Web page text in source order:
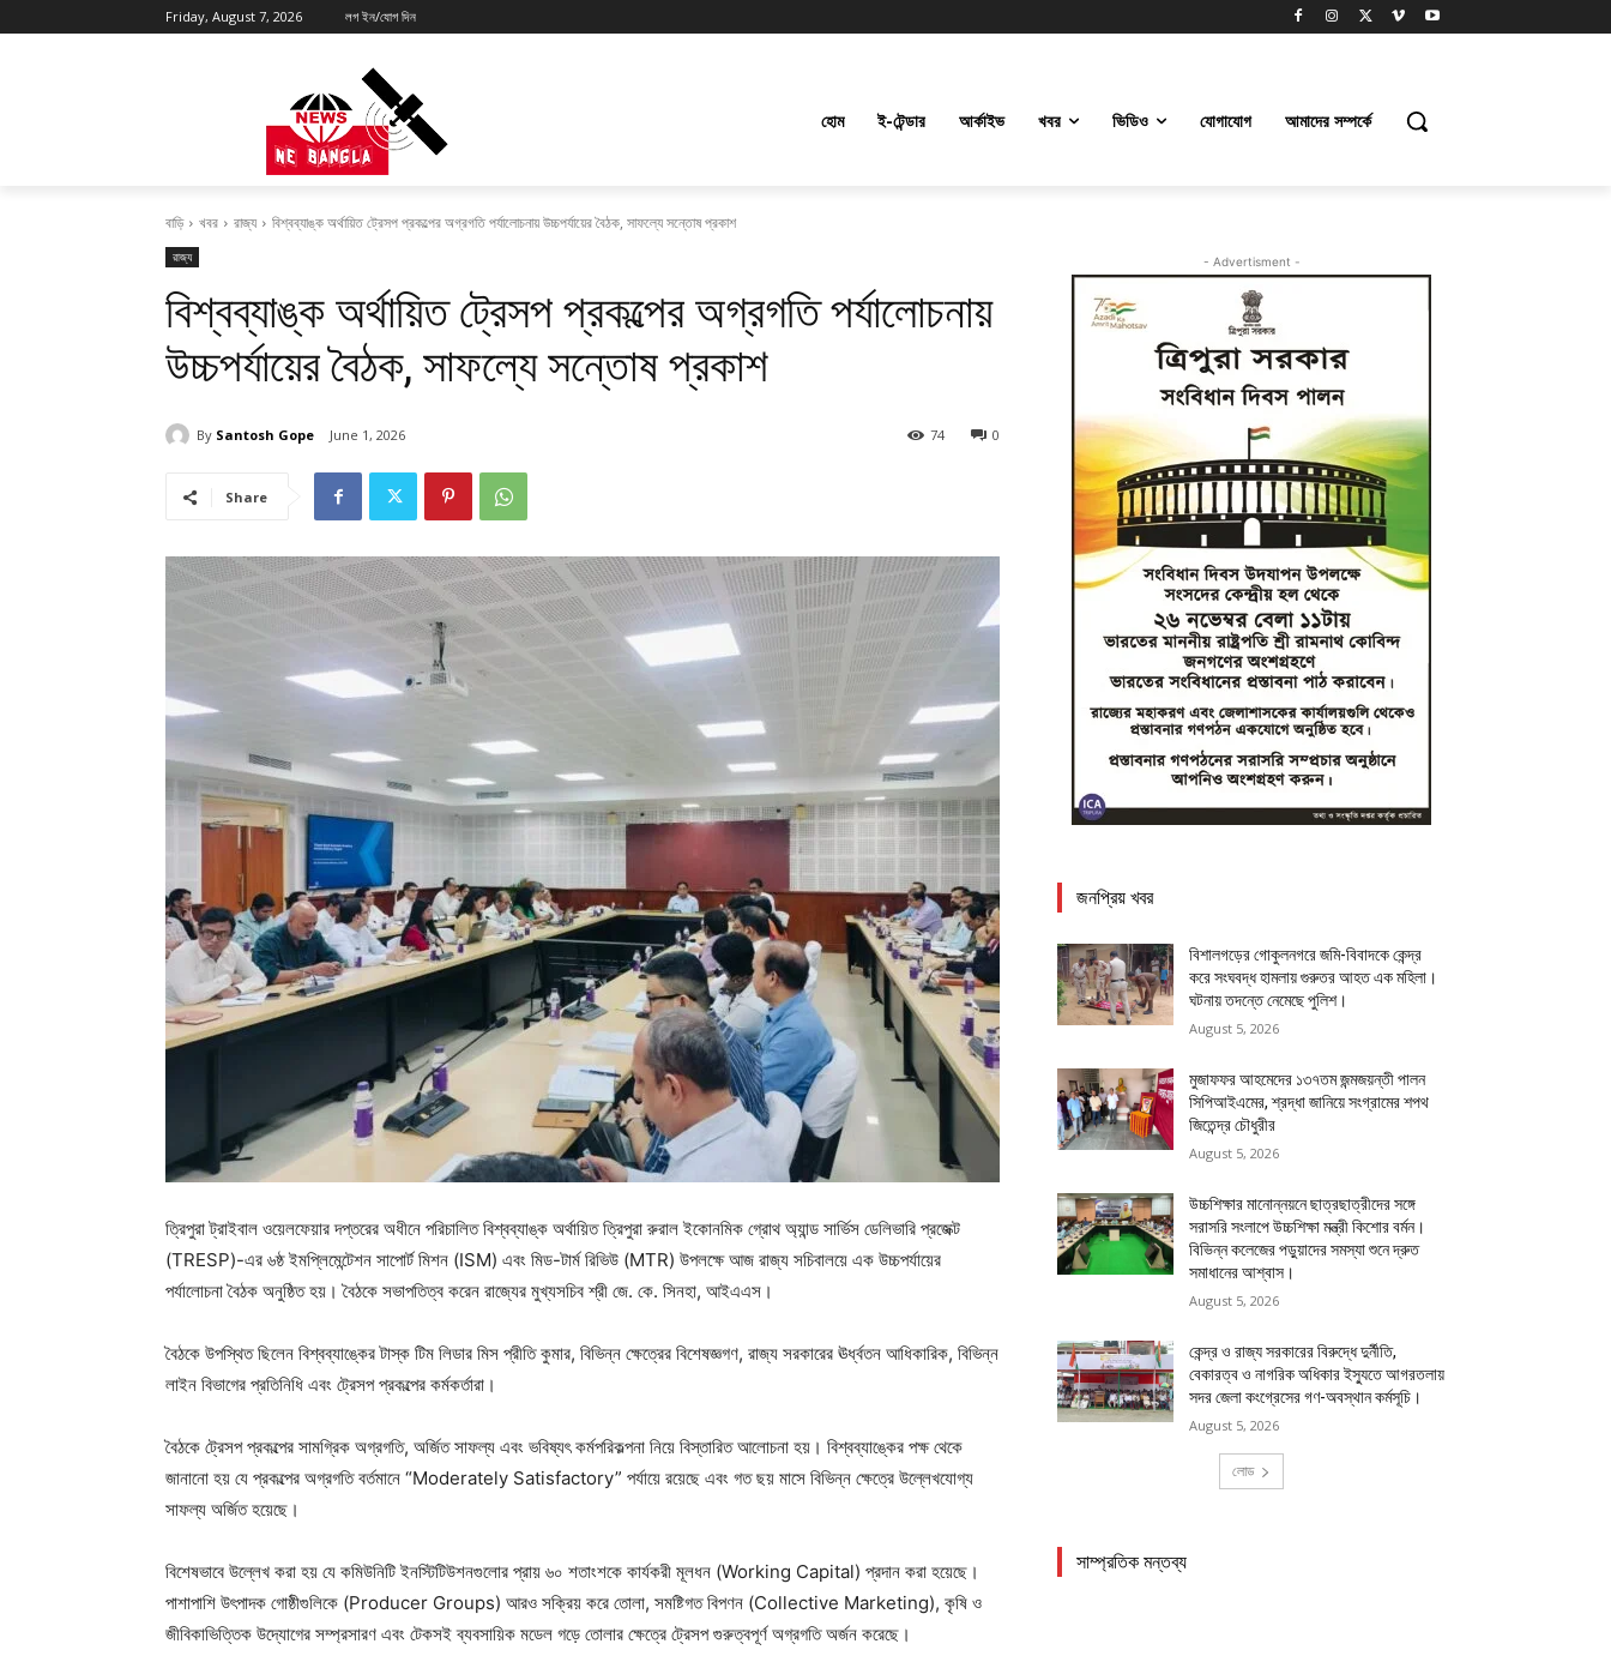
Friday, August 7, 2026 লগ ইন/যোগ দিন
হোম ই-টেন্ডার আর্কাইভ খবর ভিডিও যোগাযোগ আমাদের সম্পর্কে
বাড়ি খবর রাজ্য বিশ্বব্যাঙ্ক অর্থায়িত ট্রেসপ প্রকল্পের অগ্রগতি পর্যালোচনায় উচ্চপর্যায়ের বৈঠক, সাফল্যে সন্তোষ প্রকাশ
রাজ্য
বিশ্বব্যাঙ্ক অর্থায়িত ট্রেসপ প্রকল্পের অগ্রগতি পর্যালোচনায়
উচ্চপর্যায়ের বৈঠক, সাফল্যে সন্তোষ প্রকাশ
By Santosh Gope June 1, 2026 0
74
Share
ত্রিপুরা ট্রাইবাল ওয়েলফেয়ার দপ্তরের অধীনে পরিচালিত বিশ্বব্যাঙ্ক অর্থায়িত ত্রিপুরা রুরাল ইকোনমিক গ্রোথ অ্যান্ড সার্ভিস ডেলিভারি প্রজেক্ট
(TRESP)-এর ৬ষ্ঠ ইমপ্লিমেন্টেশন সাপোর্ট মিশন (ISM) এবং মিড-টার্ম রিভিউ (MTR) উপলক্ষে আজ রাজ্য সচিবালয়ে এক উচ্চপর্যায়ের
পর্যালোচনা বৈঠক অনুষ্ঠিত হয়। বৈঠকে সভাপতিত্ব করেন রাজ্যের মুখ্যসচিব শ্রী জে. কে. সিনহা, আইএএস।
বৈঠকে উপস্থিত ছিলেন বিশ্বব্যাঙ্কের টাস্ক টিম লিডার মিস প্রীতি কুমার, বিভিন্ন ক্ষেত্রের বিশেষজ্ঞগণ, রাজ্য সরকারের ঊর্ধ্বতন আধিকারিক, বিভিন্ন
লাইন বিভাগের প্রতিনিধি এবং ট্রেসপ প্রকল্পের কর্মকর্তারা।
বৈঠকে ট্রেসপ প্রকল্পের সামগ্রিক অগ্রগতি, অর্জিত সাফল্য এবং ভবিষ্যৎ কর্মপরিকল্পনা নিয়ে বিস্তারিত আলোচনা হয়। বিশ্বব্যাঙ্কের পক্ষ থেকে
জানানো হয় যে প্রকল্পের অগ্রগতি বর্তমানে “Moderately Satisfactory” পর্যায়ে রয়েছে এবং গত ছয় মাসে বিভিন্ন ক্ষেত্রে উল্লেখযোগ্য
সাফল্য অর্জিত হয়েছে।
বিশেষভাবে উল্লেখ করা হয় যে কমিউনিটি ইনস্টিটিউশনগুলোর প্রায় ৬০ শতাংশকে কার্যকরী মূলধন (Working Capital) প্রদান করা হয়েছে।
পাশাপাশি উৎপাদক গোষ্ঠীগুলিকে (Producer Groups) আরও সক্রিয় করে তোলা, সমষ্টিগত বিপণন (Collective Marketing), কৃষি ও
জীবিকাভিত্তিক উদ্যোগের সম্প্রসারণ এবং টেকসই ব্যবসায়িক মডেল গড়ে তোলার ক্ষেত্রে ট্রেসপ গুরুত্বপূর্ণ অগ্রগতি অর্জন করেছে।
- Advertisment -
জনপ্রিয় খবর
বিশালগড়ের গোকুলনগরে জমি-বিবাদকে কেন্দ্র
করে সংঘবদ্ধ হামলায় গুরুতর আহত এক মহিলা।
ঘটনায় তদন্তে নেমেছে পুলিশ।
August 5, 2026
মুজাফফর আহমেদের ১৩৭তম জন্মজয়ন্তী পালন
সিপিআইএমের, শ্রদ্ধা জানিয়ে সংগ্রামের শপথ
জিতেন্দ্র চৌধুরীর
August 5, 2026
উচ্চশিক্ষার মানোন্নয়নে ছাত্রছাত্রীদের সঙ্গে
সরাসরি সংলাপে উচ্চশিক্ষা মন্ত্রী কিশোর বর্মন।
বিভিন্ন কলেজের পড়ুয়াদের সমস্যা শুনে দ্রুত
সমাধানের আশ্বাস।
August 5, 2026
কেন্দ্র ও রাজ্য সরকারের বিরুদ্ধে দুর্নীতি,
বেকারত্ব ও নাগরিক অধিকার ইস্যুতে আগরতলায়
সদর জেলা কংগ্রেসের গণ-অবস্থান কর্মসূচি।
August 5, 2026
লোড
সাম্প্রতিক মন্তব্য